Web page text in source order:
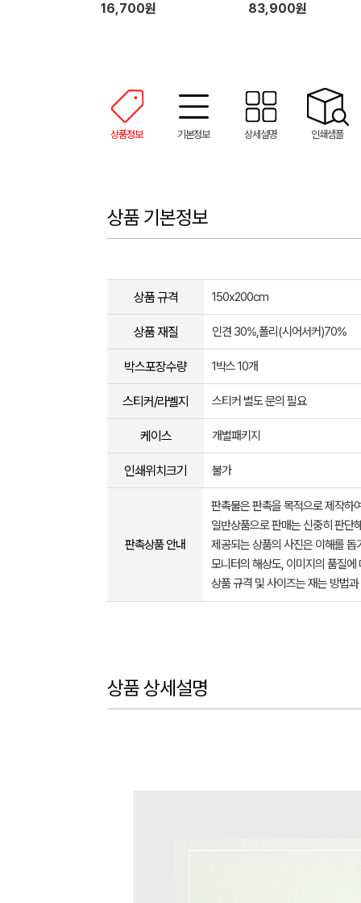
16,700원 83,900원
상품정보 기본정보 상세설명 인쇄샘플
상품 기본정보
상품 규격 150x200cm
상품 재질 인견 30%,폴리(시어서커)70%
박스포장수량 1박스 10개
스티커/라벨지 스티커 별도 문의 필요
케이스 개별패키지
인쇄위치크기 불가
판촉상품 안내
판촉물은 판촉을 목적으로 제작하
일반상품으로 판매는 신중히 판단
제공되는 상품의 사진은 이해를
모니터의 해상도, 이미지의 품질
상품 규격 및 사이즈는 재는 방법
상품 상세설명